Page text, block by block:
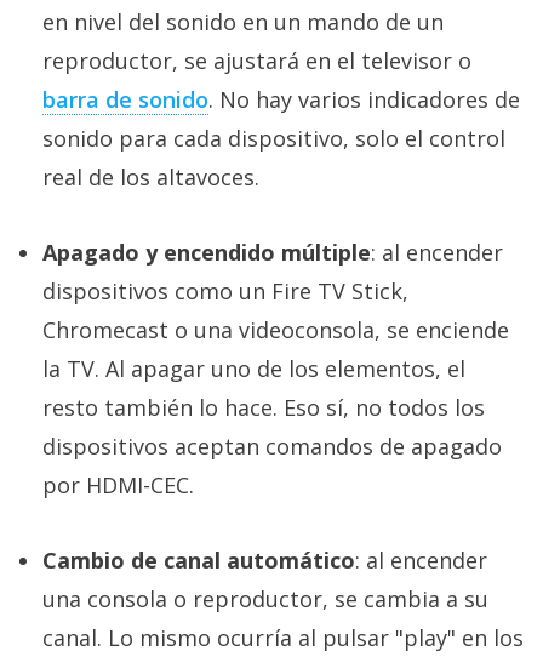
en nivel del sonido en un mando de un
reproductor, se ajustará en el televisor o
barra de sonido‎. No hay varios indicadores de
sonido para cada dispositivo, solo el control
real de los altavoces.
Apagado y encendido múltiple: al encender
dispositivos como un Fire TV Stick,
Chromecast o una videoconsola, se enciende
la TV. Al apagar uno de los elementos, el
resto también lo hace. Eso sí, no todos los
dispositivos aceptan comandos de apagado
por HDMI-CEC.
Cambio de canal automático: al encender
una consola o reproductor, se cambia a su
canal. Lo mismo ocurría al pulsar "play" en los